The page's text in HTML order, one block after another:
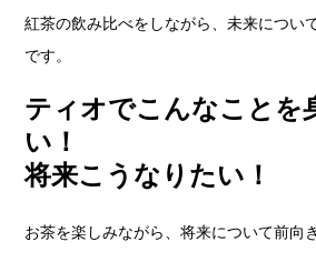
紅茶の飲み比べをしながら、未来につい
です。
ティオでこんなことを
い！
将来こうなりたい！
お茶を楽しみながら、将来について前向